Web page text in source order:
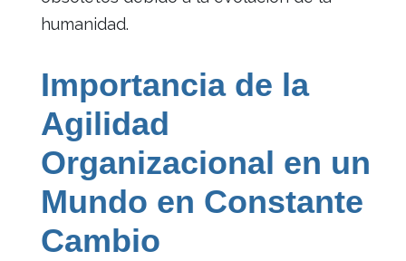
humanidad.
Importancia de la
Agilidad
Organizacional en un
Mundo en Constante
Cambio